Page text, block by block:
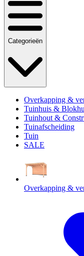
Categorieën
Overkapping &
Tuinhuis &
Tuinhout &
Tuinafscheiding
Tuin
SALE
Overkapping &